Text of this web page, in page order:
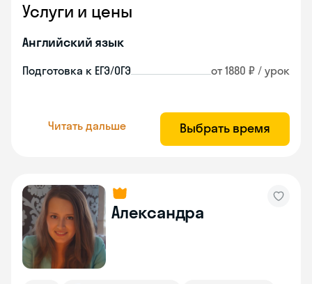
Услуги и цены
Английский язык
Подготовка к ЕГЭ/ОГЭ от 1880 ₽ / урок
Читать дальше Выбрать время
Александра